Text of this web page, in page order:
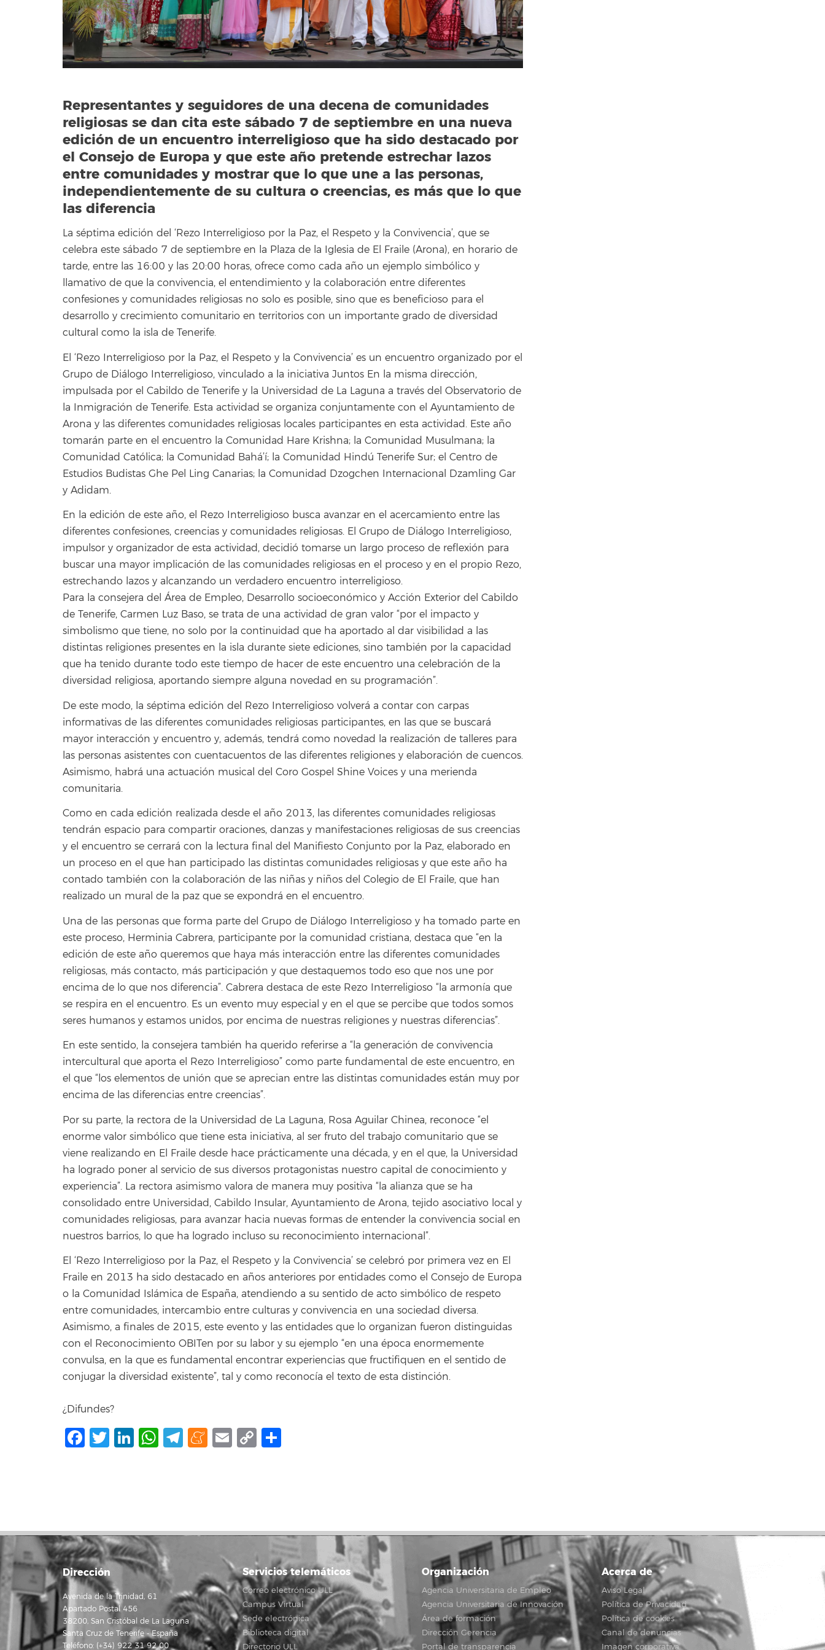
Representantes y seguidores de una decena de comunidades
religiosas se dan cita este sábado 7 de septiembre en una nueva
edición de un encuentro interreligioso que ha sido destacado por
el Consejo de Europa y que este año pretende estrechar lazos
entre comunidades y mostrar que lo que une a las personas,
independientemente de su cultura o creencias, es más que lo que
las diferencia
La séptima edición del ‘Rezo Interreligioso por la Paz, el Respeto y la Convivencia’, que se
celebra este sábado 7 de septiembre en la Plaza de la Iglesia de El Fraile (Arona), en horario de
tarde, entre las 16:00 y las 20:00 horas, ofrece como cada año un ejemplo simbólico y
llamativo de que la convivencia, el entendimiento y la colaboración entre diferentes
confesiones y comunidades religiosas no solo es posible, sino que es beneficioso para el
desarrollo y crecimiento comunitario en territorios con un importante grado de diversidad
cultural como la isla de Tenerife.
El ‘Rezo Interreligioso por la Paz, el Respeto y la Convivencia’ es un encuentro organizado por el
Grupo de Diálogo Interreligioso, vinculado a la iniciativa Juntos En la misma dirección,
impulsada por el Cabildo de Tenerife y la Universidad de La Laguna a través del Observatorio de
la Inmigración de Tenerife. Esta actividad se organiza conjuntamente con el Ayuntamiento de
Arona y las diferentes comunidades religiosas locales participantes en esta actividad. Este año
tomarán parte en el encuentro la Comunidad Hare Krishna; la Comunidad Musulmana; la
Comunidad Católica; la Comunidad Bahá’í; la Comunidad Hindú Tenerife Sur; el Centro de
Estudios Budistas Ghe Pel Ling Canarias; la Comunidad Dzogchen Internacional Dzamling Gar
y Adidam.
En la edición de este año, el Rezo Interreligioso busca avanzar en el acercamiento entre las
diferentes confesiones, creencias y comunidades religiosas. El Grupo de Diálogo Interreligioso,
impulsor y organizador de esta actividad, decidió tomarse un largo proceso de reflexión para
buscar una mayor implicación de las comunidades religiosas en el proceso y en el propio Rezo,
estrechando lazos y alcanzando un verdadero encuentro interreligioso.
Para la consejera del Área de Empleo, Desarrollo socioeconómico y Acción Exterior del Cabildo
de Tenerife, Carmen Luz Baso, se trata de una actividad de gran valor “por el impacto y
simbolismo que tiene, no solo por la continuidad que ha aportado al dar visibilidad a las
distintas religiones presentes en la isla durante siete ediciones, sino también por la capacidad
que ha tenido durante todo este tiempo de hacer de este encuentro una celebración de la
diversidad religiosa, aportando siempre alguna novedad en su programación”.
De este modo, la séptima edición del Rezo Interreligioso volverá a contar con carpas
informativas de las diferentes comunidades religiosas participantes, en las que se buscará
mayor interacción y encuentro y, además, tendrá como novedad la realización de talleres para
las personas asistentes con cuentacuentos de las diferentes religiones y elaboración de cuencos.
Asimismo, habrá una actuación musical del Coro Gospel Shine Voices y una merienda
comunitaria.
Como en cada edición realizada desde el año 2013, las diferentes comunidades religiosas
tendrán espacio para compartir oraciones, danzas y manifestaciones religiosas de sus creencias
y el encuentro se cerrará con la lectura final del Manifiesto Conjunto por la Paz, elaborado en
un proceso en el que han participado las distintas comunidades religiosas y que este año ha
contado también con la colaboración de las niñas y niños del Colegio de El Fraile, que han
realizado un mural de la paz que se expondrá en el encuentro.
Una de las personas que forma parte del Grupo de Diálogo Interreligioso y ha tomado parte en
este proceso, Herminia Cabrera, participante por la comunidad cristiana, destaca que “en la
edición de este año queremos que haya más interacción entre las diferentes comunidades
religiosas, más contacto, más participación y que destaquemos todo eso que nos une por
encima de lo que nos diferencia”. Cabrera destaca de este Rezo Interreligioso “la armonía que
se respira en el encuentro. Es un evento muy especial y en el que se percibe que todos somos
seres humanos y estamos unidos, por encima de nuestras religiones y nuestras diferencias”.
En este sentido, la consejera también ha querido referirse a “la generación de convivencia
intercultural que aporta el Rezo Interreligioso” como parte fundamental de este encuentro, en
el que “los elementos de unión que se aprecian entre las distintas comunidades están muy por
encima de las diferencias entre creencias”.
Por su parte, la rectora de la Universidad de La Laguna, Rosa Aguilar Chinea, reconoce “el
enorme valor simbólico que tiene esta iniciativa, al ser fruto del trabajo comunitario que se
viene realizando en El Fraile desde hace prácticamente una década, y en el que, la Universidad
ha logrado poner al servicio de sus diversos protagonistas nuestro capital de conocimiento y
experiencia”. La rectora asimismo valora de manera muy positiva “la alianza que se ha
consolidado entre Universidad, Cabildo Insular, Ayuntamiento de Arona, tejido asociativo local y
comunidades religiosas, para avanzar hacia nuevas formas de entender la convivencia social en
nuestros barrios, lo que ha logrado incluso su reconocimiento internacional”.
El ‘Rezo Interreligioso por la Paz, el Respeto y la Convivencia’ se celebró por primera vez en El
Fraile en 2013 ha sido destacado en años anteriores por entidades como el Consejo de Europa
o la Comunidad Islámica de España, atendiendo a su sentido de acto simbólico de respeto
entre comunidades, intercambio entre culturas y convivencia en una sociedad diversa.
Asimismo, a finales de 2015, este evento y las entidades que lo organizan fueron distinguidas
con el Reconocimiento OBITen por su labor y su ejemplo “en una época enormemente
convulsa, en la que es fundamental encontrar experiencias que fructifiquen en el sentido de
conjugar la diversidad existente”, tal y como reconocía el texto de esta distinción.
¿Difundes?
Facebook
Twitter
LinkedIn
WhatsApp
Telegram
Meneame
Email
Copy
Dirección
Avenida de la Trinidad, 61
Apartado Postal 456
38200, San Cristóbal de La Laguna
Santa Cruz de Tenerife - España
Teléfono: (+34) 922 31 92 00
Servicios telemáticos
Correo electrónico ULL
Campus Virtual
Sede electrónica
Biblioteca digital
Directorio ULL
Organización
Agencia Universitaria de Empleo
Agencia Universitaria de Innovación
Área de formación
Dirección Gerencia
Portal de transparencia
Acerca de
Aviso Legal
Política de Privacidad
Política de cookies
Canal de denuncias
Imagen corporativa